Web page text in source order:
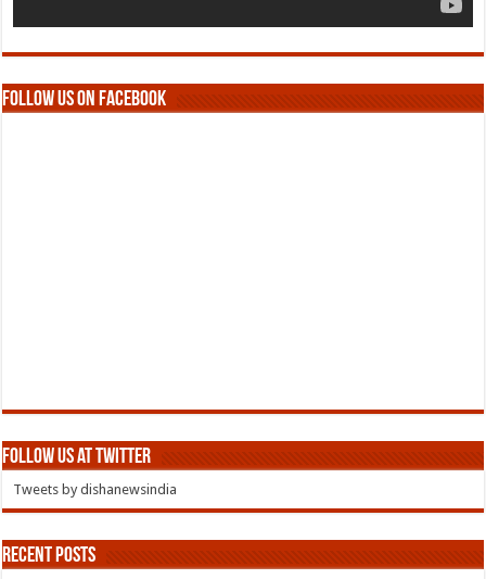
Follow us on Facebook
Follow us at Twitter
Tweets by dishanewsindia
Recent Posts